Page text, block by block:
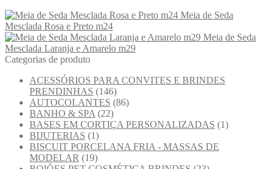
Meia de Seda
Mesclada Rosa e Preto m24
Meia de Seda
Mesclada Laranja e Amarelo m29
Categorias de produto
ACESSÓRIOS PARA CONVITES E BRINDES
PRENDINHAS (146)
AUTOCOLANTES (86)
BANHO & SPA (22)
BASES EM CORTIÇA PERSONALIZADAS (1)
BIJUTERIAS (1)
BISCUIT PORCELANA FRIA - MASSAS DE
MODELAR (19)